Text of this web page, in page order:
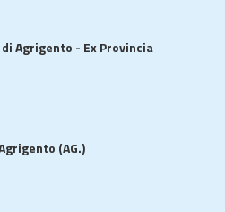
Agrigento - Ex Provincia
(AG.)